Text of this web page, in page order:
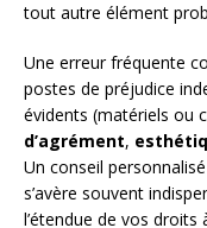
tout autre élément
Une erreur fréquente
postes de préjudice
évidents (matériels ou
d’agrément,
Un conseil
s’avère souvent
l’étendue de vos droits